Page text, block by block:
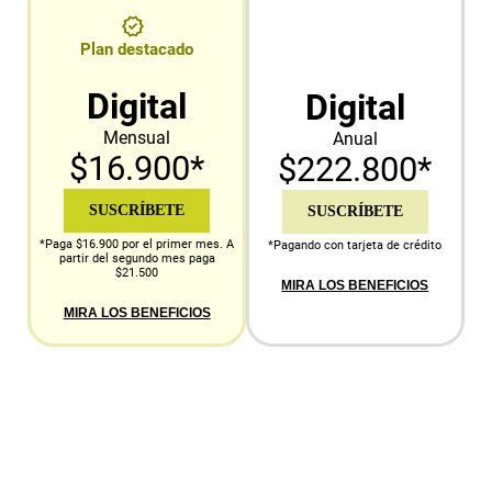
Plan destacado
Digital
Mensual
$16.900*
SUSCRÍBETE
*Paga $16.900 por el primer mes. A
partir del segundo mes paga
$21.500
MIRA LOS BENEFICIOS
Digital
Anual
$222.800*
SUSCRÍBETE
*Pagando con tarjeta de crédito
MIRA LOS BENEFICIOS